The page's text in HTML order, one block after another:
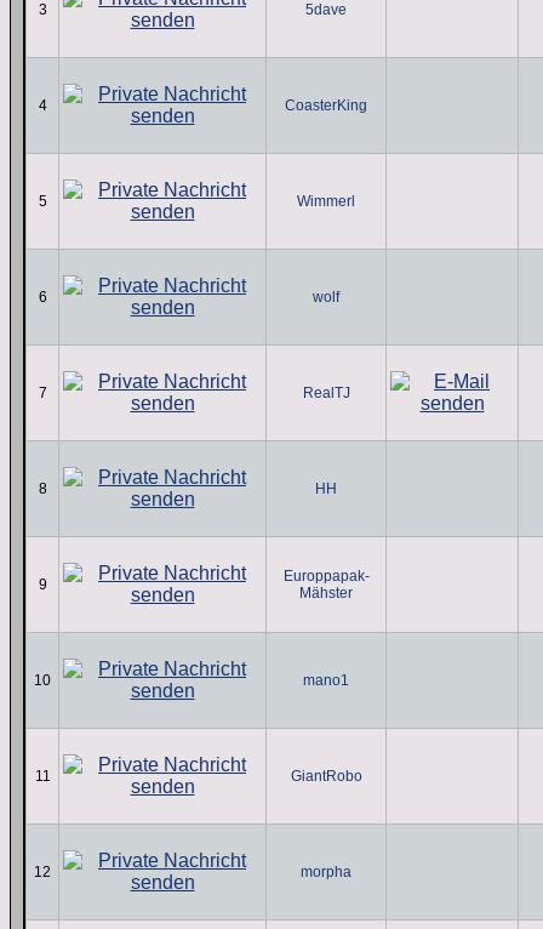
3 5dave
4 CoasterKing
5 Wimmerl
6 wolf
7 RealTJ
8 HH
9
Europpapak-
Mähster
10 mano1
11 GiantRobo
12 morpha